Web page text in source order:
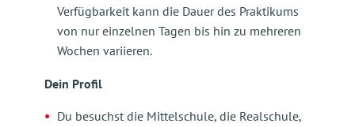
Verfügbarkeit kann die Dauer des Praktikums
von nur einzelnen Tagen bis hin zu mehreren
Wochen variieren.
Dein Profil
Du besuchst die Mittelschule, die Realschule,